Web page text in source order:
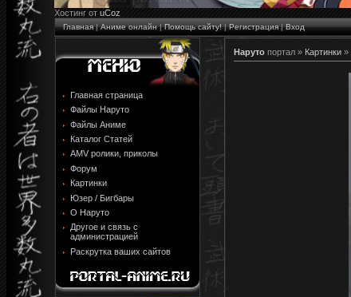
Хостинг от uCoz
Главная|Аниме онлайн|Помощь сайту!|Регистрация|Вход
Главная страница
Файлы Наруто
Файлы Аниме
Каталог Статей
AMV ролики, приколы
Форум
Картинки
Юзер / Бигбары
О Наруто
Другое и связь с
администрацией
Раскрутка ваших сайтов
Наруто портал » Картинки »